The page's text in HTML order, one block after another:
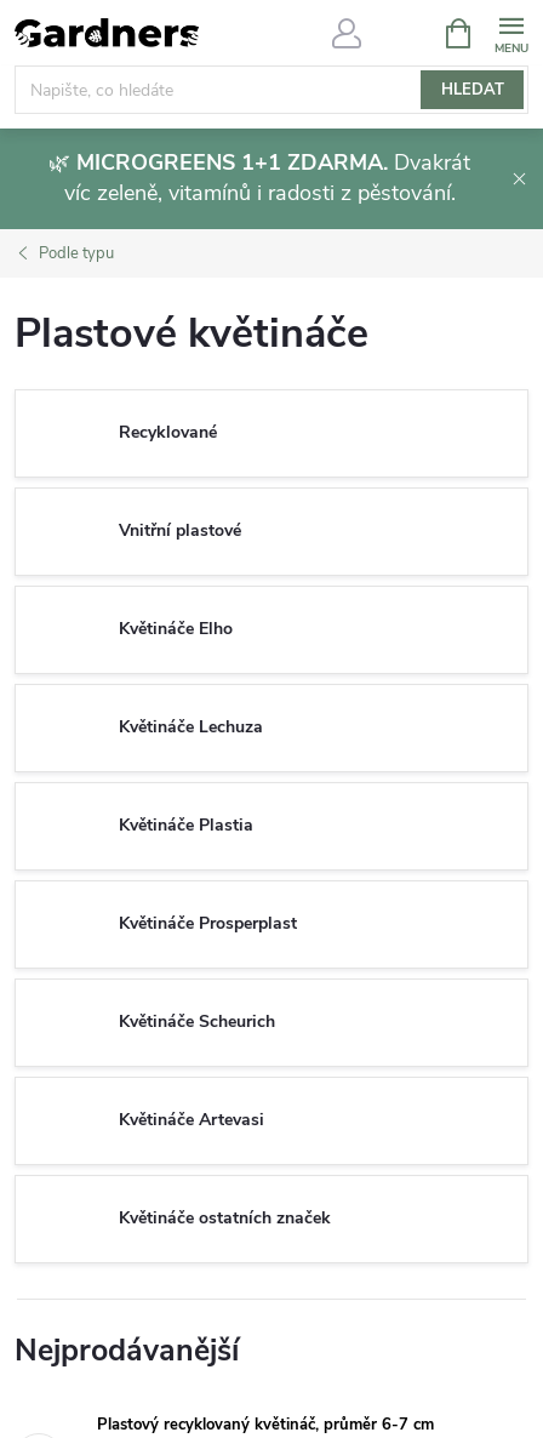
Přejít
na
obsah
HLEDAT
NÁKUPNÍ
KOŠÍK
🌿 MICROGREENS 1+1 ZDARMA. Dvakrát
víc zeleně, vitamínů i radosti z pěstování.
Podle typu
Plastové květináče
Recyklované
Vnitřní plastové
Květináče Elho
Květináče Lechuza
Květináče Plastia
Květináče Prosperplast
Květináče Scheurich
Květináče Artevasi
Květináče ostatních značek
Nejprodávanější
Plastový recyklovaný květináč, průměr 6-7 cm